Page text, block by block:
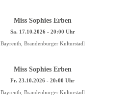
Miss Sophies Erben
Sa. 17.10.2026 - 20:00 Uhr
Bayreuth, Brandenburger Kulturstadl
Miss Sophies Erben
Fr. 23.10.2026 - 20:00 Uhr
Bayreuth, Brandenburger Kulturstadl